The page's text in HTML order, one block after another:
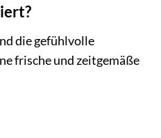
die gefühlvolle
frische und zeitgemäße